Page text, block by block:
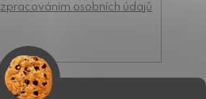
zpracováním osobních údajů